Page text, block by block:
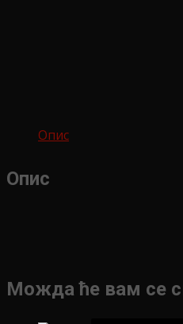
Опис
Опис
Можда ће вам се